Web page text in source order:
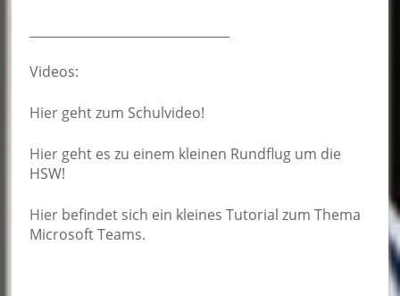
Videos:
Hier geht zum Schulvideo!
Hier geht es zu einem kleinen Rundflug um die
HSW!
Hier befindet sich ein kleines Tutorial zum Thema
Microsoft Teams.